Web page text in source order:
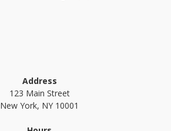
Address
123 Main Street
New York, NY 10001